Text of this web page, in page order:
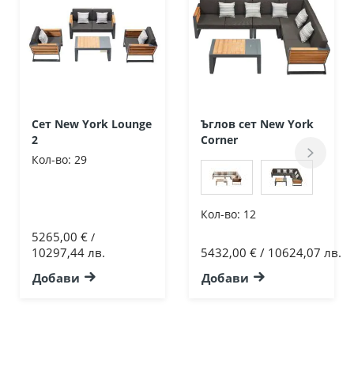
Сет New York Lounge
2
Кол-во: 29
5265,00 € /
10297,44 лв.
Добави
Ъглов сет New York
Corner
Кол-во: 12
5432,00 € / 10624,07 лв.
Добави